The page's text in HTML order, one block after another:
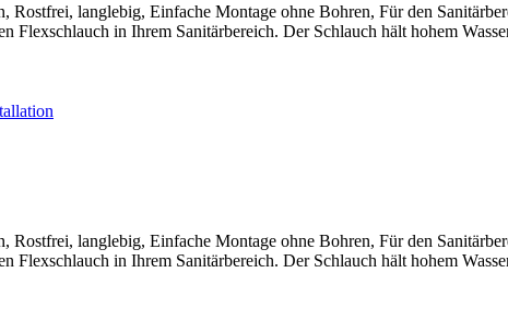
Rostfrei, langlebig, Einfache Montage ohne Bohren, Für den
Flexschlauch in Ihrem Sanitärbereich. Der Schlauch hält hohem
Rostfrei, langlebig, Einfache Montage ohne Bohren, Für den
Flexschlauch in Ihrem Sanitärbereich. Der Schlauch hält hohem